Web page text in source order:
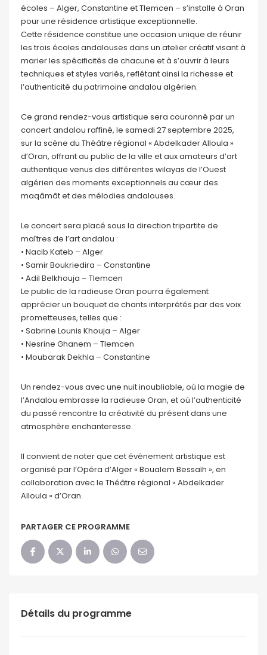
écoles – Alger, Constantine et Tlemcen – s’installe à Oran
pour une résidence artistique exceptionnelle.
Cette résidence constitue une occasion unique de réunir
les trois écoles andalouses dans un atelier créatif visant à
marier les spécificités de chacune et à s’ouvrir à leurs
techniques et styles variés, reflétant ainsi la richesse et
l’authenticité du patrimoine andalou algérien.
Ce grand rendez-vous artistique sera couronné par un
concert andalou raffiné, le samedi 27 septembre 2025,
sur la scène du Théâtre régional « Abdelkader Alloula »
d’Oran, offrant au public de la ville et aux amateurs d’art
authentique venus des différentes wilayas de l’Ouest
algérien des moments exceptionnels au cœur des
maqâmât et des mélodies andalouses.
Le concert sera placé sous la direction tripartite de
maîtres de l’art andalou :
• Nacib Kateb – Alger
• Samir Boukriedira – Constantine
• Adil Belkhouja – Tlemcen
Le public de la radieuse Oran pourra également
apprécier un bouquet de chants interprétés par des voix
prometteuses, telles que :
• Sabrine Lounis Khouja – Alger
• Nesrine Ghanem – Tlemcen
• Moubarak Dekhla – Constantine
Un rendez-vous avec une nuit inoubliable, où la magie de
l’Andalou embrasse la radieuse Oran, et où l’authenticité
du passé rencontre la créativité du présent dans une
atmosphère enchanteresse.
Il convient de noter que cet événement artistique est
organisé par l’Opéra d’Alger « Boualem Bessaïh », en
collaboration avec le Théâtre régional « Abdelkader
Alloula » d’Oran.
PARTAGER CE PROGRAMME
Détails du programme